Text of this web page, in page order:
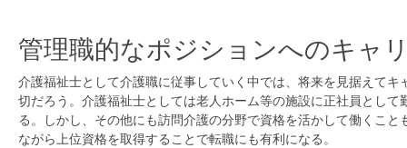
管理職的なポジションへのキャ
介護福祉士として介護職に従事していく中では、将来を見据えて
切だろう。介護福祉士としては老人ホーム等の施設に正社員とし
る。しかし、その他にも訪問介護の分野で資格を活かして働くこ
ながら上位資格を取得することで転職にも有利になる。